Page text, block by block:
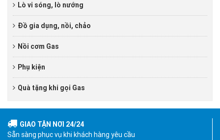
Lò vi sóng, lò nướng
Đồ gia dụng, nồi, chảo
Nồi cơm Gas
Phụ kiện
Quà tặng khi gọi Gas
GIAO TẬN NƠI 24/24
Sẵn sàng phục vụ khi khách hàng yêu cầu